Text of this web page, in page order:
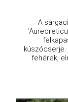
A
fehérek,